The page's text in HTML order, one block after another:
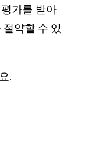
가를 받아
약할 수 있
.